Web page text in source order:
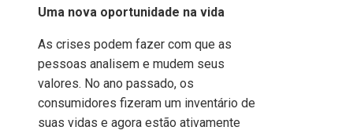
Uma nova oportunidade na vida
As crises podem fazer com que as
pessoas analisem e mudem seus
valores. No ano passado, os
consumidores fizeram um inventário de
suas vidas e agora estão ativamente